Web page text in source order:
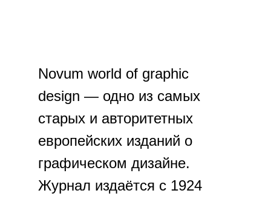
Novum world of graphic
design — одно из самых
старых и авторитетных
европейских изданий о
графическом дизайне.
Журнал издаётся с 1924